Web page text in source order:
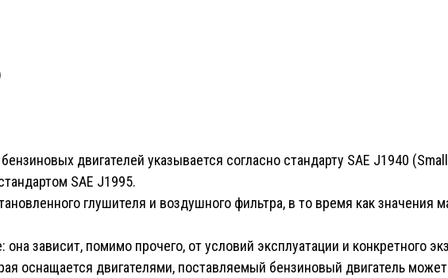
двигателей указывается согласно стандарту SAE J1940
SAE J1995.
глушителя и воздушного фильтра, в то время как значения
зависит, помимо прочего, от условий эксплуатации и конкретного
оснащается двигателями, поставляемый бензиновый двигатель